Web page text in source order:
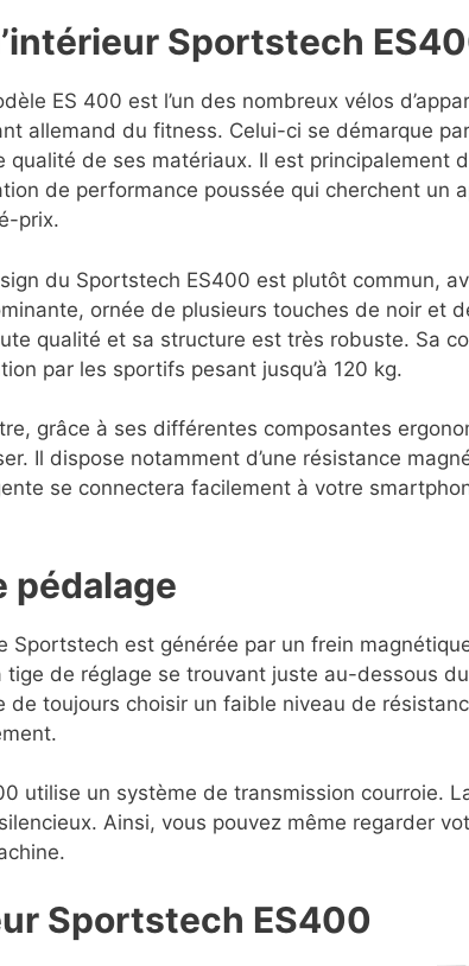
Sportstech
ES 400 est l’un des nombreux vélos
allemand du fitness. Celui-ci se démarque
qualité de ses matériaux. Il est principalement
de performance poussée qui cherchent un
prix.
du Sportstech ES400 est plutôt commun,
ornée de plusieurs touches de noir et
qualité et sa structure est très robuste. Sa
par les sportifs pesant jusqu’à 120 kg.
grâce à ses différentes composantes
Il dispose notamment d’une résistance
se connectera facilement à votre
pédalage
Sportstech est générée par un frein
de réglage se trouvant juste au-dessous
toujours choisir un faible niveau de
utilise un système de transmission courroie.
Ainsi, vous pouvez même regarder
Sportstech ES400